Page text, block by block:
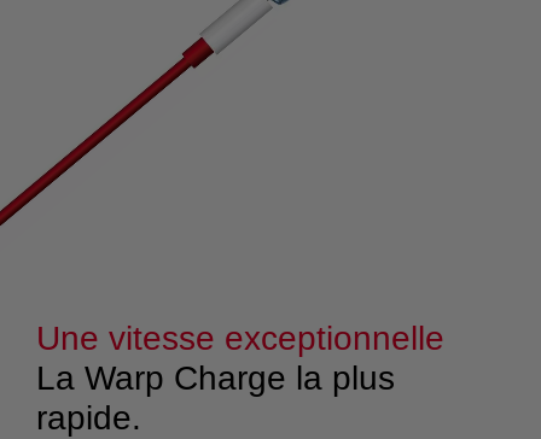
Une vitesse exceptionnelle
La Warp Charge la plus
rapide.